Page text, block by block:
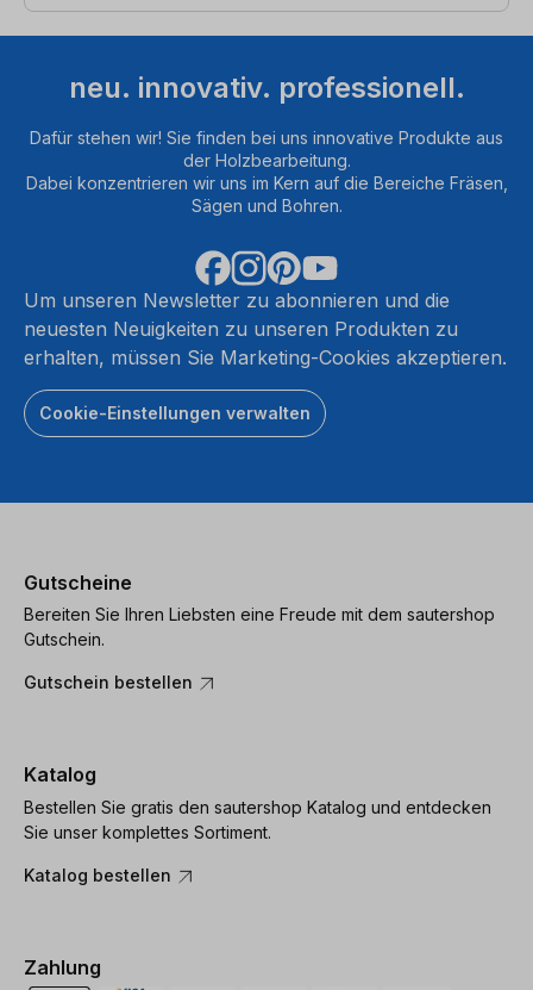
neu. innovativ. professionell.
Dafür stehen wir! Sie finden bei uns innovative Produkte aus
der Holzbearbeitung.
Dabei konzentrieren wir uns im Kern auf die Bereiche Fräsen,
Sägen und Bohren.
Um unseren Newsletter zu abonnieren und die
neuesten Neuigkeiten zu unseren Produkten zu
erhalten, müssen Sie Marketing-Cookies akzeptieren.
Cookie-Einstellungen verwalten
Gutscheine
Bereiten Sie Ihren Liebsten eine Freude mit dem sautershop
Gutschein.
Gutschein bestellen
Katalog
Bestellen Sie gratis den sautershop Katalog und entdecken
Sie unser komplettes Sortiment.
Katalog bestellen
Zahlung